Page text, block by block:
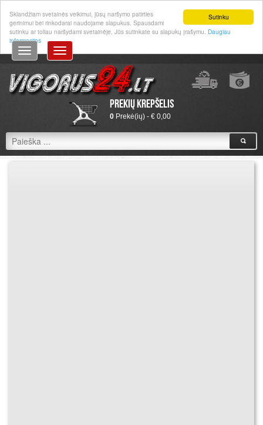
Sutinku
Sklandžiam svetainės veikimui, jūsų naršymo patirties
gerinimui bei rinkodarai naudojame slapukus. Spausdami
sutinku ar toliau naršydami svetainėje, Jūs sutinkate su slapukų įrašymu. Daugiau
informacijos
Prekių krepšelis
0Prekė(ių) - € 0,00
Prisijungti Registruotis